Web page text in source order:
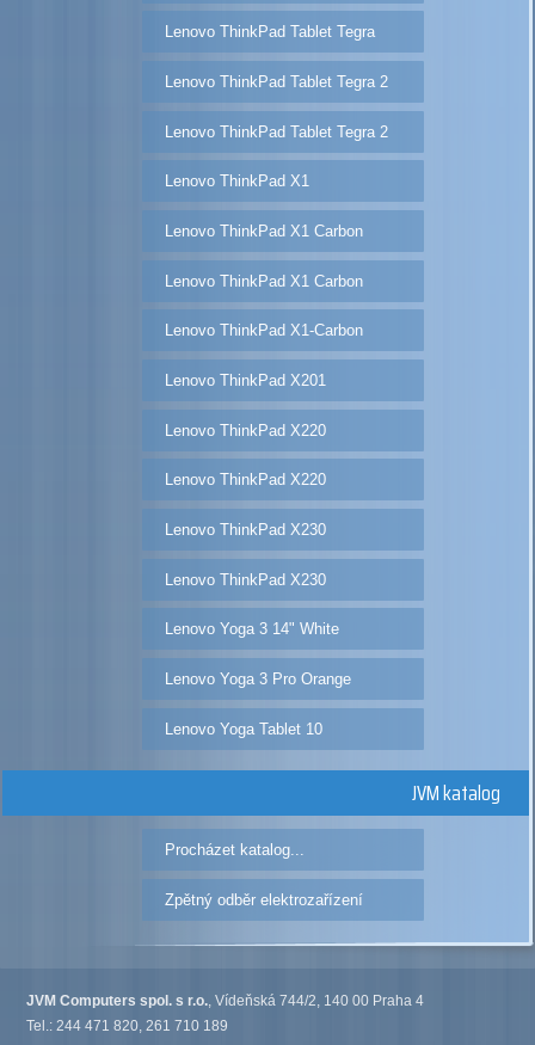
Lenovo ThinkPad Tablet Tegra
Lenovo ThinkPad Tablet Tegra 2
Lenovo ThinkPad Tablet Tegra 2
Lenovo ThinkPad X1
Lenovo ThinkPad X1 Carbon
Lenovo ThinkPad X1 Carbon
Lenovo ThinkPad X1-Carbon
Lenovo ThinkPad X201
Lenovo ThinkPad X220
Lenovo ThinkPad X220
Lenovo ThinkPad X230
Lenovo ThinkPad X230
Lenovo Yoga 3 14" White
Lenovo Yoga 3 Pro Orange
Lenovo Yoga Tablet 10
JVM katalog
Procházet katalog...
Zpětný odběr elektrozařízení
JVM Computers spol. s r.o., Vídeňská 744/2, 140 00 Praha 4
Tel.: 244 471 820, 261 710 189